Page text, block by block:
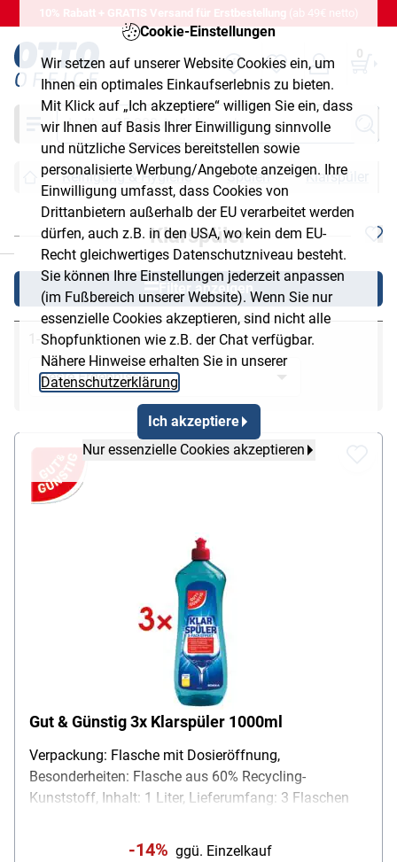
Cookie-Einstellungen
Wir setzen auf unserer Website Cookies ein, um
Ihnen ein optimales Einkaufserlebnis zu bieten.
Mit Klick auf „Ich akzeptiere“ willigen Sie ein, dass
wir Ihnen auf Basis Ihrer Einwilligung sinnvolle
und nützliche Services bereitstellen sowie
personalisierte Werbung/Angebote anzeigen. Ihre
Einwilligung umfasst, dass Cookies von
Drittanbietern außerhalb der EU verarbeitet werden
dürfen, auch z.B. in den USA, wo kein dem EU-
Recht gleichwertiges Datenschutzniveau besteht.
Sie können Ihre Einstellungen jederzeit anpassen
(im Fußbereich unserer Website). Wenn Sie nur
essenzielle Cookies akzeptieren, sind nicht alle
Shopfunktionen wie z.B. der Chat verfügbar.
Nähere Hinweise erhalten Sie in unserer
Datenschutzerklärung
Ich akzeptiere
Nur essenzielle Cookies akzeptieren
10% Rabatt + GRATIS Versand für Erstbestellung (ab 49€ netto)
0
Suche
Reinigung & Hygiene Spülen Klarspüler
Klarspüler
Filter anzeigen
1-13 von 13
Gut & Günstig 3x Klarspüler 1000ml
Verpackung: Flasche mit Dosieröffnung,
Besonderheiten: Flasche aus 60% Recycling-
Kunststoff, Inhalt: 1 Liter, Lieferumfang: 3 Flaschen
-14% ggü. Einzelkauf